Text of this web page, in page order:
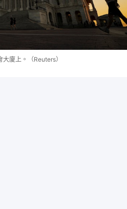
廈上。（Reuters）